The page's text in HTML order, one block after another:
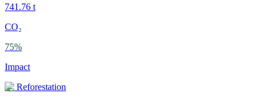
741.76 t
CO₂
75%
Impact
🌲 Reforestation